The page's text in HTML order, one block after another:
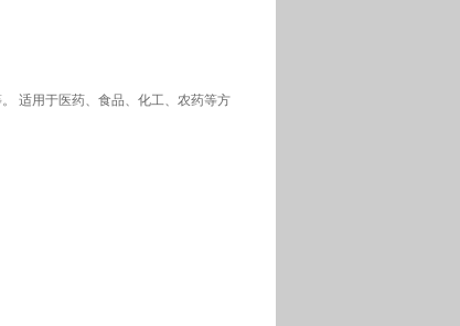
适用于医药、食品、化工、农药等方